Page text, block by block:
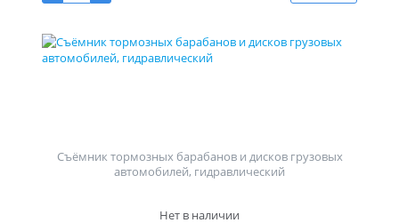
Съёмник тормозных барабанов и дисков грузовых
автомобилей, гидравлический
Нет в наличии